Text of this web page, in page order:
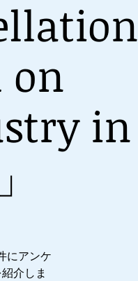
on
in
にアンケ
介しま